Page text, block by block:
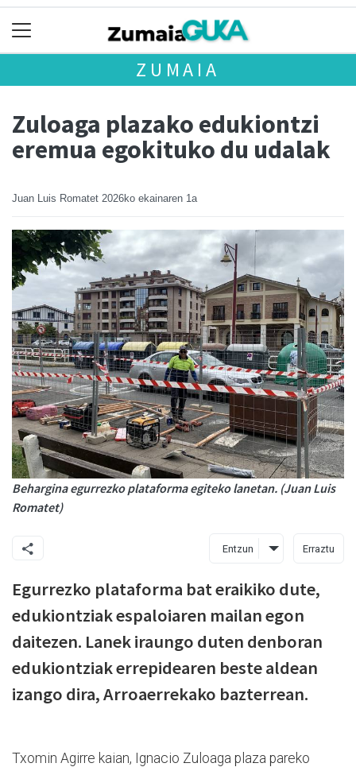
ZUMAIA
Zuloaga plazako edukiontzi
eremua egokituko du udalak
Juan Luis Romatet 2026ko ekainaren 1a
Behargina egurrezko plataforma egiteko lanetan. (Juan Luis
Romatet)
Entzun Erraztu
Egurrezko plataforma bat eraikiko dute,
edukiontziak espaloiaren mailan egon
daitezen. Lanek iraungo duten denboran
edukiontziak errepidearen beste aldean
izango dira, Arroaerrekako bazterrean.
Txomin Agirre kaian, Ignacio Zuloaga plaza pareko